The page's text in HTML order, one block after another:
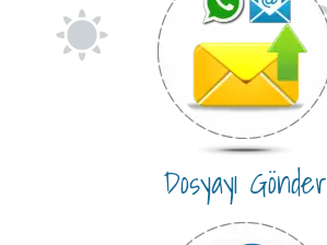
Dosyayı Gönder